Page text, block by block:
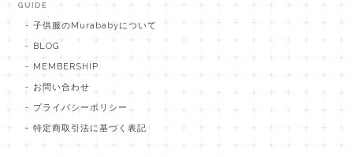
GUIDE
子供服のMurababyについて
BLOG
MEMBERSHIP
お問い合わせ
プライバシーポリシー
特定商取引法に基づく表記